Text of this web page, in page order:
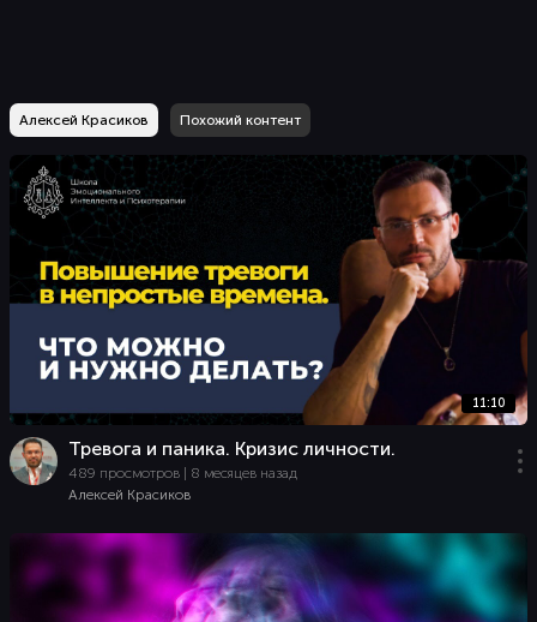
Алексей Красиков Похожий контент
11:10
Тревога и паника. Кризис личности.
489 просмотров | 8 месяцев назад
Алексей Красиков